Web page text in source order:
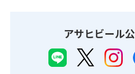
アサヒビール